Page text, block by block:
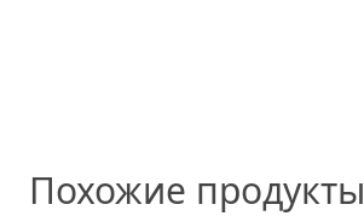
Похожие продукты